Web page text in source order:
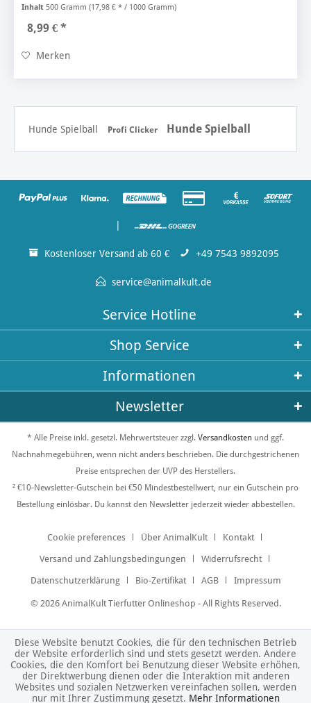
Inhalt 500 Gramm (17,98 € * / 1000 Gramm)
8,99 € *
Merken
Hunde Spielball Profi Clicker Hunde Spielball
Kostenloser Versand ab 60 € +49 7543 9892095
service@animalkult.de
Service Hotline
Shop Service
Informationen
Newsletter
* Alle Preise inkl. gesetzl. Mehrwertsteuer zzgl. Versandkosten und ggf.
Nachnahmegebühren, wenn nicht anders beschrieben. Die durchgestrichenen
Preise entsprechen der UVP des Herstellers.
² €10-Newsletter-Gutschein bei €50 Mindestbestellwert, nur ein Gutschein pro
Bestellung einlösbar. Du kannst den Newsletter jederzeit wieder abbestellen.
Cookie preferences Über AnimalKult Kontakt
Versand und Zahlungsbedingungen Widerrufsrecht
Datenschutzerklärung Bio-Zertifikat AGB Impressum
© 2026 AnimalKult Tierfutter Onlineshop - All Rights Reserved.
Diese Website benutzt Cookies, die für den technischen Betrieb
der Website erforderlich sind und stets gesetzt werden. Andere
Cookies, die den Komfort bei Benutzung dieser Website erhöhen,
der Direktwerbung dienen oder die Interaktion mit anderen
Websites und sozialen Netzwerken vereinfachen sollen, werden
nur mit Ihrer Zustimmung gesetzt. Mehr Informationen